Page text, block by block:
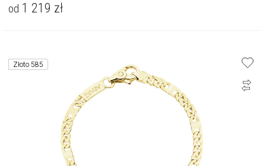
od 1 219 zł
Złoto 585